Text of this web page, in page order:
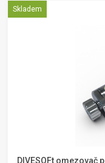
Skladem
DIVESOFt omezovač